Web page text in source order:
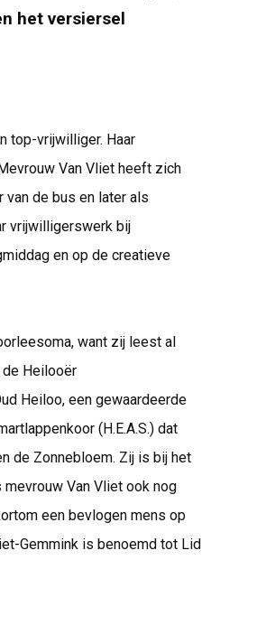
het versiersel
top-vrijwilliger. Haar
Van Vliet heeft zich
de bus en later als
vrijwilligerswerk bij
en op de creatieve
want zij leest al
Heilooër
Heiloo, een gewaardeerde
(H.E.A.S.) dat
de Zonnebloem. Zij is bij het
Van Vliet ook nog
een bevlogen mens op
Gemmink is benoemd tot Lid